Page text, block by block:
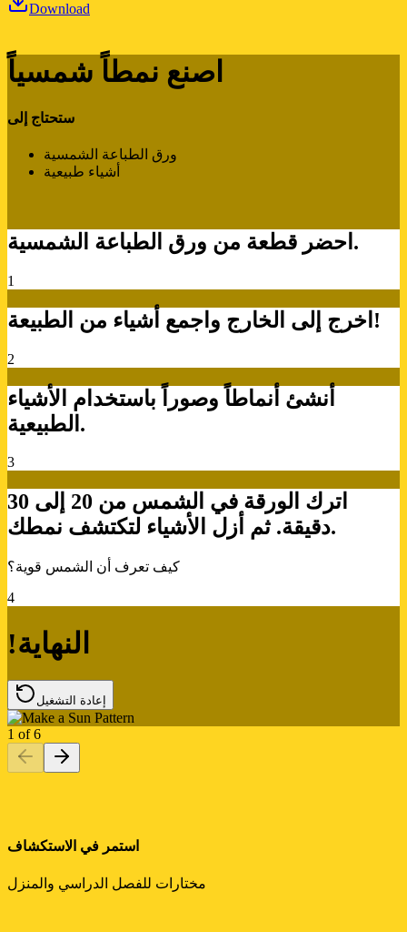
Download
اصنع نمطاً شمسياً
ستحتاج إلى
ورق الطباعة الشمسية
أشياء طبيعية
احضر قطعة من ورق الطباعة الشمسية.
1
اخرج إلى الخارج واجمع أشياء من الطبيعة!
2
أنشئ أنماطاً وصوراً باستخدام الأشياء
الطبيعية.
3
اترك الورقة في الشمس من 20 إلى 30
دقيقة. ثم أزل الأشياء لتكتشف نمطك.
كيف تعرف أن الشمس قوية؟
4
!النهاية
إعادة التشغيل
1 of6
استمر في الاستكشاف
مختارات للفصل الدراسي والمنزل